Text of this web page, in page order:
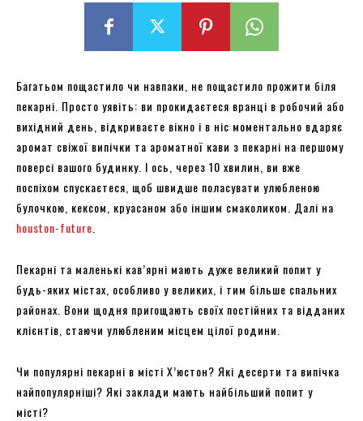
Багатьом пощастило чи навпаки, не пощастило прожити біля
пекарні. Просто уявіть: ви прокидаєтеся вранці в робочий або
вихідний день, відкриваєте вікно і в ніс моментально вдаряє
аромат свіжої випічки та ароматної кави з пекарні на першому
поверсі вашого будинку. І ось, через 10 хвилин, ви вже
поспіхом спускаєтеся, щоб швидше поласувати улюбленою
булочкою, кексом, круасаном або іншим смаколиком. Далі на
houston-future
Пекарні та маленькі кав’ярні мають дуже великий попит у
будь-яких містах, особливо у великих, і тим більше спальних
районах. Вони щодня пригощають своїх постійних та відданих
клієнтів, стаючи улюбленим місцем цілої родини.
Чи популярні пекарні в місті Х’юстон? Які десерти та випічка
найпопулярніші? Які заклади мають найбільший попит у
місті?